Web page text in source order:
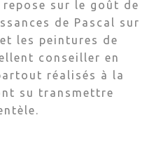
sur le goût de
de Pascal sur
les peintures de
conseiller en
réalisés à la
su transmettre